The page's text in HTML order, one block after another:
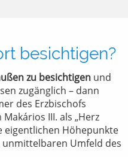
besichtigen?
zu besichtigen und
zugänglich – dann
des Erzbischofs
III. als „Herz
eigentlichen Höhepunkte
Umfeld des